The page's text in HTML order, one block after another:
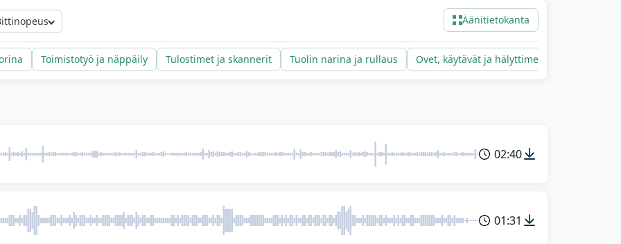
rajoja. Yksi temppu kannattaa muistaa: aseta tulostimen sykli kolme sekuntia ennen
jo ennen kuin tämä on ehtinyt puhua mitään. Kaikki tiedostot ovat ilmaiseksi ladattavissa
Äänitietokanta
Toimistotyö ja näppäily Tulostimet ja skannerit Tuolin narina ja rullaus Ovet, käytävät ja hälyttimet
02:40
01:31